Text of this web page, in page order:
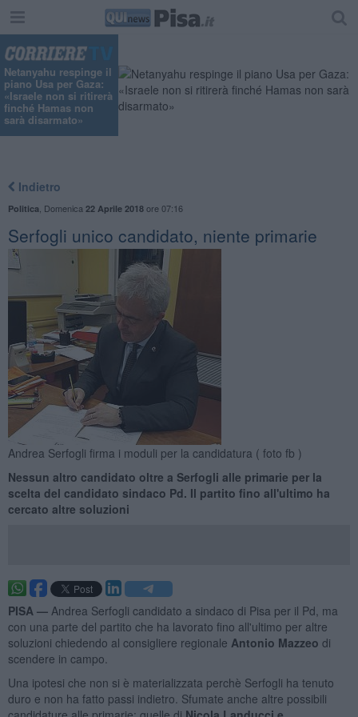
Netanyahu respinge il
piano Usa per Gaza:
«Israele non si ritirerà
finché Hamas non
sarà disarmato»
Indietro
Politica Domenica 22 Aprile 2018ore 07:16
Serfogli unico candidato, niente primarie
Andrea Serfogli firma i moduli per la candidatura ( foto fb )
Nessun altro candidato oltre a Serfogli alle primarie per la
scelta del candidato sindaco Pd. Il partito fino all'ultimo ha
cercato altre soluzioni
PISA — Andrea Serfogli candidato a sindaco di Pisa per il Pd, ma
con una parte del partito che ha lavorato fino all'ultimo per altre
soluzioni chiedendo al consigliere regionale Antonio Mazzeo di
scendere in campo.
Una ipotesi che non si è materializzata perchè Serfogli ha tenuto
duro e non ha fatto passi indietro. Sfumate anche altre possibili